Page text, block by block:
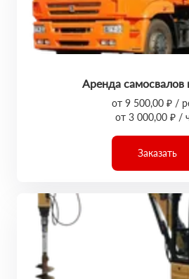
Аренда самосвалов
от 9 500,00 ₽ /
от 3 000,00 ₽ /
Заказать